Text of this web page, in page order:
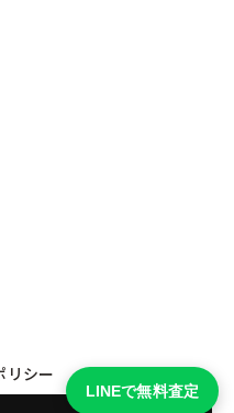
リシー
LINEで無料査定